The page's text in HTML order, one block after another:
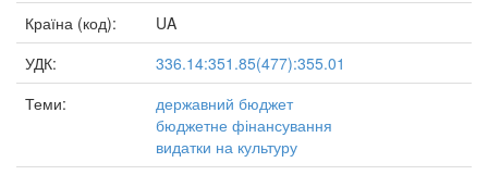
Країна (код):
UA
УДК:
336.14:351.85(477):355.01
Теми:
державний бюджет
бюджетне фінансування
видатки на культуру